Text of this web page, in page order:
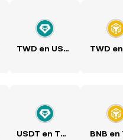
TWD en USDT TWD
USDT en TWD BNB en